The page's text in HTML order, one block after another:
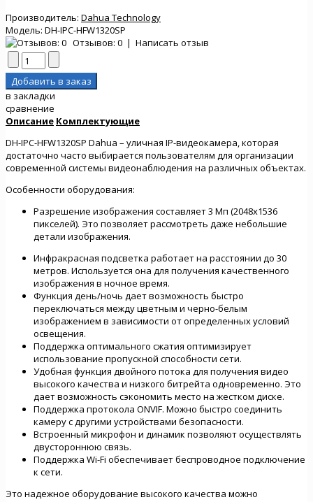
Производитель: Dahua Technology
Модель: DH-IPC-HFW1320SP
Отзывов: 0 | Написать отзыв
в закладки
сравнение
Описание Комплектующие
DH-IPC-HFW1320SP Dahua – уличная IP-видеокамера, которая
достаточно часто выбирается пользователям для организации
современной системы видеонаблюдения на различных объектах.
Особенности оборудования:
Разрешение изображения составляет 3 Мп (2048х1536
пикселей). Это позволяет рассмотреть даже небольшие
детали изображения.
Инфракрасная подсветка работает на расстоянии до 30
метров. Используется она для получения качественного
изображения в ночное время.
Функция день/ночь дает возможность быстро
переключаться между цветным и черно-белым
изображением в зависимости от определенных условий
освещения.
Поддержка оптимального сжатия оптимизирует
использование пропускной способности сети.
Удобная функция двойного потока для получения видео
высокого качества и низкого битрейта одновременно. Это
дает возможность сэкономить место на жестком диске.
Поддержка протокола ONVIF. Можно быстро соединить
камеру с другими устройствами безопасности.
Встроенный микрофон и динамик позволяют осуществлять
двустороннюю связь.
Поддержка Wi-Fi обеспечивает беспроводное подключение
к сети.
Это надежное оборудование высокого качества можно